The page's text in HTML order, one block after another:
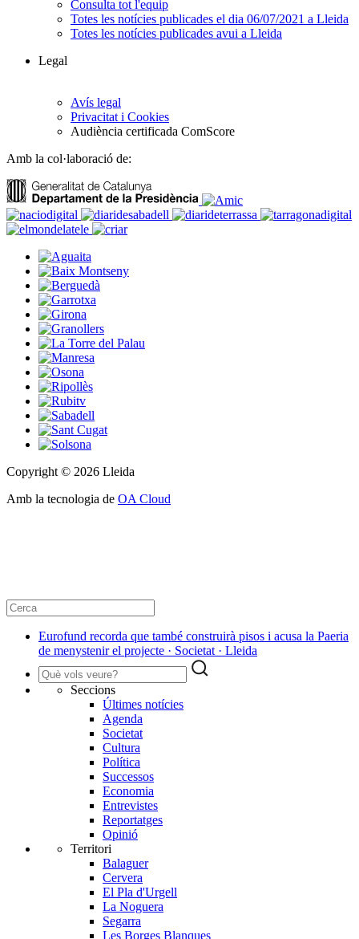
Consulta tot l'equip
Totes les notícies publicades el dia 06/07/2021 a Lleida
Totes les notícies publicades avui a Lleida
Legal
Avís legal
Privacitat i Cookies
Audiència certificada ComScore
Amb la col·laboració de:
Copyright © 2026 Lleida
Amb la tecnologia de OA Cloud
Eurofund recorda que també construirà pisos i acusa la Paeria
de menystenir el projecte · Societat · Lleida
Seccions
Últimes notícies
Agenda
Societat
Cultura
Política
Successos
Economia
Entrevistes
Reportatges
Opinió
Territori
Balaguer
Cervera
El Pla d'Urgell
La Noguera
Segarra
Les Borges Blanques